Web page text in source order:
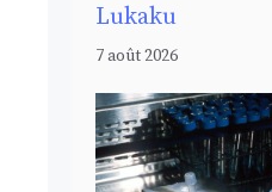
Lukaku
7 août 2026